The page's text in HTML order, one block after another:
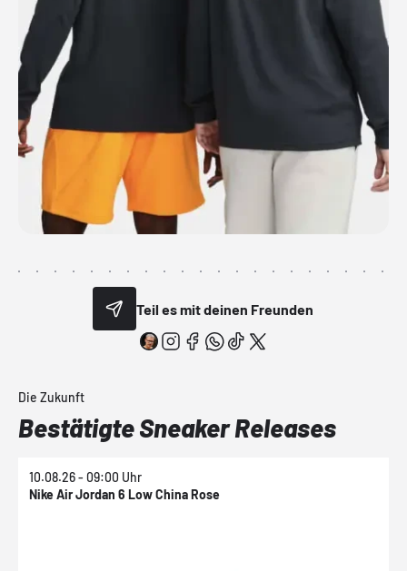
Teil es mit deinen Freunden
Die Zukunft
Bestätigte Sneaker Releases
10.08.26 - 09:00 Uhr
Nike Air Jordan 6 Low China Rose